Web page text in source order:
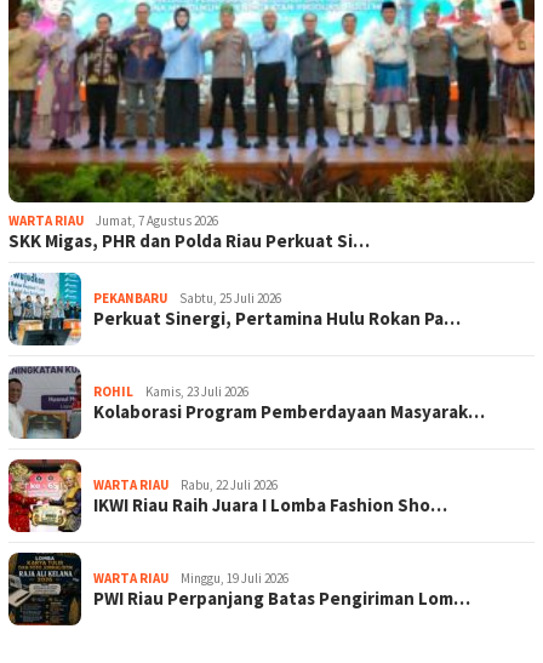
WARTA RIAU Jumat, 7 Agustus 2026
SKK Migas, PHR dan Polda Riau Perkuat Si…
PEKANBARU Sabtu, 25 Juli 2026
Perkuat Sinergi, Pertamina Hulu Rokan Pa…
ROHIL Kamis, 23 Juli 2026
Kolaborasi Program Pemberdayaan Masyarak…
WARTA RIAU Rabu, 22 Juli 2026
IKWI Riau Raih Juara I Lomba Fashion Sho…
WARTA RIAU Minggu, 19 Juli 2026
PWI Riau Perpanjang Batas Pengiriman Lom…